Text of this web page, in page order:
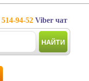
514-94-52 Viber чат
НАЙТИ